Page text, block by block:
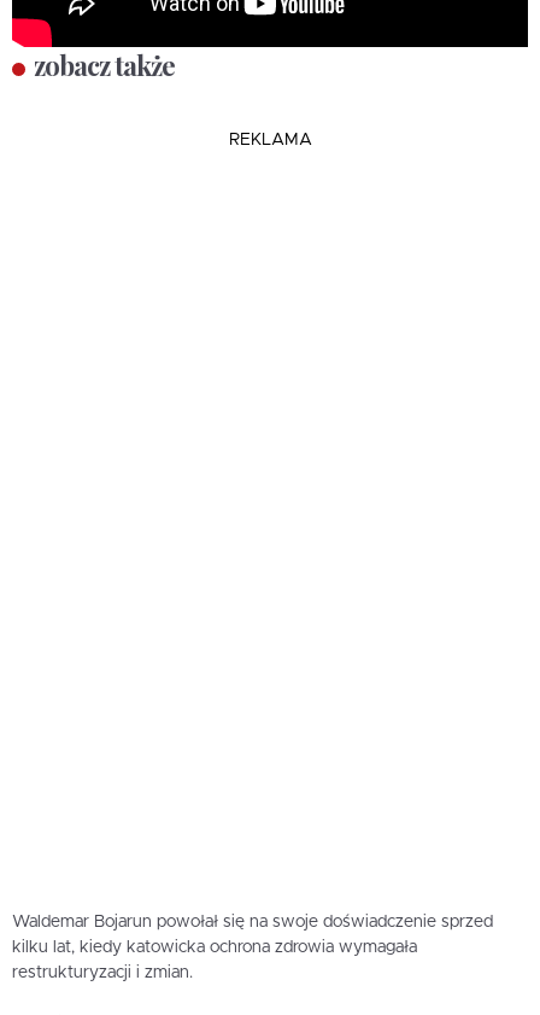
zobacz także
REKLAMA
Waldemar Bojarun powołał się na swoje doświadczenie sprzed
kilku lat, kiedy katowicka ochrona zdrowia wymagała
restrukturyzacji i zmian.